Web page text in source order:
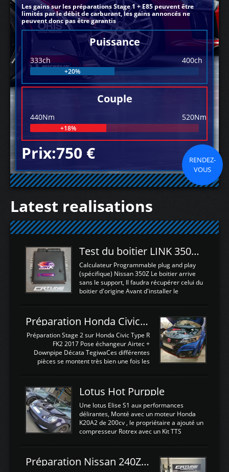
Les gains sur les préparations Stage 1 + E85 peuvent être
limités par le débit de carburant, les gains annoncés ne
peuvent donc pas être garantis
Puissance
333ch 400ch
+20%
Couple
440Nm 520Nm
+18%
Prix:750 €
RENDEZ-
VOUS
Latest realisations
Test du boitier LINK 350Z Plugin ECU
Calculateur Programmable plug and play
(spécifique) Nissan 350Z Le boitier arrive
sans le support, Il faudra récupérer celui du
boitier d'origine Avant d'installer le
d'envoyer l'information de la large bande
dans le boitier. sydney sweeney deepfake
La sortie 0-5V de l'afr sera connectée sur
l'entrée AN Volt 8 et GndAN pour
Analogique, et Volt car l'information est une
tension (Pas une résistance variable d'un
est temps de brancher le ...
Préparation Honda Civic Type R FK2
Préparation Stage 2 sur Honda Civic Type R
FK2 2017 Pose échangeur Airtec +
Downpipe Décata TegiwaCes différentes
pièces se montent très bien une fois les
légere découpe du plastique inferieur,
negénant en rien la structure ou le
fonctionnement du fond plat. Une
reprogrammation Stage 2 est faite sur le
calculateur d'origine. Une alternative
économique au passage sur Hondata
d'origine 310cv et 400Nn , Une fois
reprogrammé et les ...
Lotus Hot Purpple
Une lotus Elise S1 aux performances
délirantes, Monté avec un moteur Honda
K20A2 de 200cv , le propriétaire a ajouté un
compresseur Rotrex avec un Kit TTS
d'augmenter la puissance de son moteur:
un watercooler a été ajouté. 300Cv sans
Préparation Nissan 240Z SR20DET